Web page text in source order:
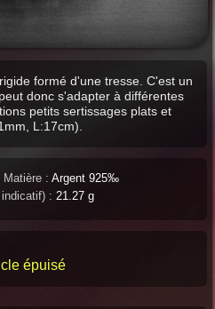
formé d'une tresse. C'est un
donc s'adapter à différentes
petits sertissages plats et
L:17cm).
Matière : Argent 925‰
: 21.27 g
épuisé